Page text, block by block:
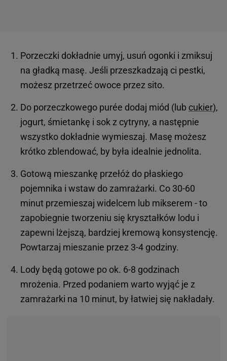
Porzeczki dokładnie umyj, usuń ogonki i zmiksuj
na gładką masę. Jeśli przeszkadzają ci pestki,
możesz przetrzeć owoce przez sito.
Do porzeczkowego purée dodaj miód (lub cukier),
jogurt, śmietankę i sok z cytryny, a następnie
wszystko dokładnie wymieszaj. Masę możesz
krótko zblendować, by była idealnie jednolita.
Gotową mieszankę przełóż do płaskiego
pojemnika i wstaw do zamrażarki. Co 30-60
minut przemieszaj widelcem lub mikserem - to
zapobiegnie tworzeniu się kryształków lodu i
zapewni lżejszą, bardziej kremową konsystencję.
Powtarzaj mieszanie przez 3-4 godziny.
Lody będą gotowe po ok. 6-8 godzinach
mrożenia. Przed podaniem warto wyjąć je z
zamrażarki na 10 minut, by łatwiej się nakładały.